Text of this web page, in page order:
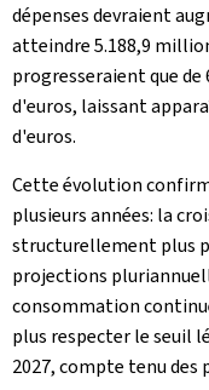
dépenses devraient
atteindre 5.188,9
progresseraient que
d'euros, laissant
d'euros.
Cette évolution
plusieurs années: la
structurellement plus
projections
consommation
plus respecter le seuil
2027, compte tenu des